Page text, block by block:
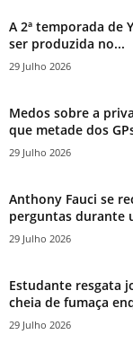
A 2ª temporada de
ser produzida no...
29 Julho 2026
Medos sobre a
que metade dos
29 Julho 2026
Anthony Fauci se
perguntas durante
29 Julho 2026
Estudante resgata
cheia de fumaça
29 Julho 2026